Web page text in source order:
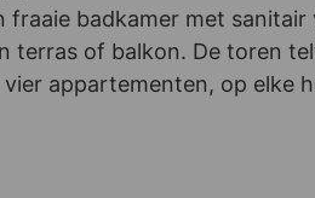
badkamer met
of balkon. De toren
appartementen, op elke